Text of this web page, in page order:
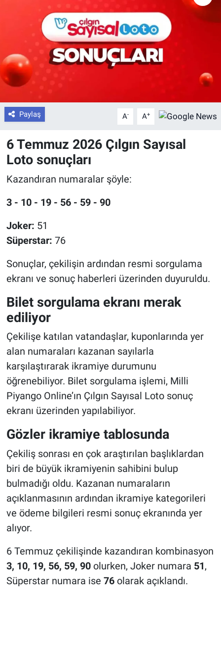
Paylaş A- A+
6 Temmuz 2026 Çılgın Sayısal
Loto sonuçları
Kazandıran numaralar şöyle:
3 - 10 - 19 - 56 - 59 - 90
Joker: 51
Süperstar: 76
Sonuçlar, çekilişin ardından resmi sorgulama
ekranı ve sonuç haberleri üzerinden duyuruldu.
Bilet sorgulama ekranı merak
ediliyor
Çekilişe katılan vatandaşlar, kuponlarında yer
alan numaraları kazanan sayılarla
karşılaştırarak ikramiye durumunu
öğrenebiliyor. Bilet sorgulama işlemi, Milli
Piyango Online’ın Çılgın Sayısal Loto sonuç
ekranı üzerinden yapılabiliyor.
Gözler ikramiye tablosunda
Çekiliş sonrası en çok araştırılan başlıklardan
biri de büyük ikramiyenin sahibini bulup
bulmadığı oldu. Kazanan numaraların
açıklanmasının ardından ikramiye kategorileri
ve ödeme bilgileri resmi sonuç ekranında yer
alıyor.
6 Temmuz çekilişinde kazandıran kombinasyon
3, 10, 19, 56, 59, 90olurken, Joker numara 51,
Süperstar numara ise 76olarak açıklandı.